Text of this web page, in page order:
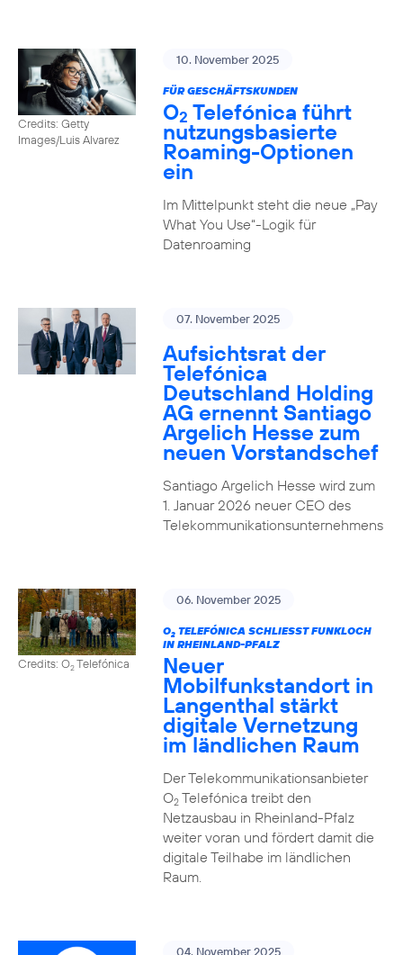
Credits: Getty
Images/Luis Alvarez
10. November 2025
FÜR GESCHÄFTSKUNDEN
O2 Telefónica führt
nutzungs­basierte
Roaming-Optionen
ein
Im Mittelpunkt steht die neue „Pay
What You Use“-Logik für
Datenroaming
07. November 2025
Aufsichtsrat der
Telefónica
Deutschland Holding
AG ernennt Santiago
Argelich Hesse zum
neuen Vorstandschef
Santiago Argelich Hesse wird zum
1. Januar 2026 neuer CEO des
Telekommunikationsunternehmens
Credits: O2Telefónica
06. November 2025
O2TELEFÓNICA SCHLIESST FUNKLOCH I
N RHEINLAND-PFALZ
Neuer
Mobilfunkstandort in
Langenthal stärkt
digitale Vernetzung
im ländlichen Raum
Der Telekommunikationsanbieter
O2Telefónica treibt den
Netzausbau in Rheinland-Pfalz
weiter voran und fördert damit die
digitale Teilhabe im ländlichen
Raum.
04. November 2025